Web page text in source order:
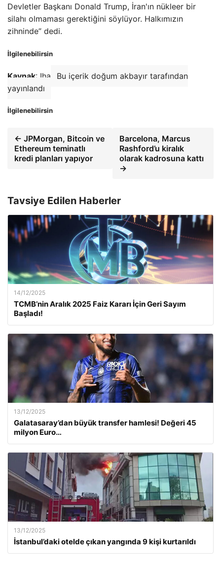
Devletler Başkanı Donald Trump, İran'ın nükleer bir
silahı olmaması gerektiğini söylüyor. Halkımızın
zihninde” dedi.
İlgilenebilirsin
Kaynak: Iha
Bu içerik doğum akbayır tarafından
yayınlandı
İlgilenebilirsin
← JPMorgan, Bitcoin ve
Ethereum teminatlı
kredi planları yapıyor
Barcelona, Marcus
Rashford’u kiralık
olarak kadrosuna kattı
→
Tavsiye Edilen Haberler
14/12/2025
TCMB’nin Aralık 2025 Faiz Kararı İçin Geri Sayım
Başladı!
13/12/2025
Galatasaray’dan büyük transfer hamlesi! Değeri 45
milyon Euro…
13/12/2025
İstanbul’daki otelde çıkan yangında 9 kişi kurtarıldı